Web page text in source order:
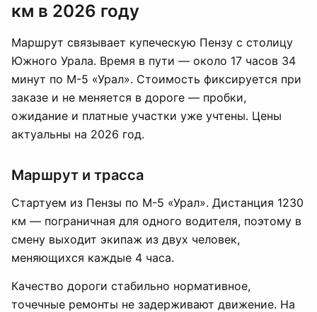
км в 2026 году
Маршрут связывает купеческую Пензу с столицу
Южного Урала. Время в пути — около 17 часов 34
минут по М-5 «Урал». Стоимость фиксируется при
заказе и не меняется в дороге — пробки,
ожидание и платные участки уже учтены. Цены
актуальны на 2026 год.
Маршрут и трасса
Стартуем из Пензы по М-5 «Урал». Дистанция 1230
км — пограничная для одного водителя, поэтому в
смену выходит экипаж из двух человек,
меняющихся каждые 4 часа.
Качество дороги стабильно нормативное,
точечные ремонты не задерживают движение. На